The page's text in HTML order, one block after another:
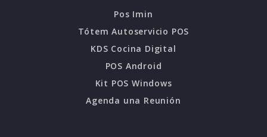
Pos Imin
Tótem Autoservicio POS
KDS Cocina Digital
POS Android
Kit POS Windows
Agenda una Reunión